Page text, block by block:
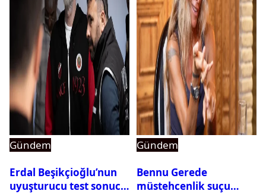
Gündem
Erdal Beşikçioğlu’nun
uyuşturucu test sonucu
Gündem
Bennu Gerede
müstehcenlik suçu